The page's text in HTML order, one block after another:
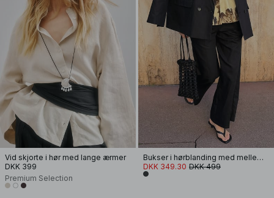
Vid skjorte i hør med lange ærmer
DKK 399
Premium Selection
Bukser i hørblanding med mellemhøj talje og smalle flæseben
DKK 349.30 DKK 499